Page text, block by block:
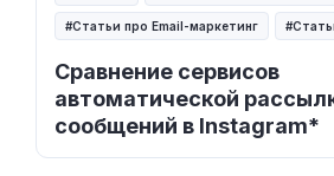
Сравнение сервисов
автоматической
сообщений в Instagram*
Статьи про Email-маркетинг